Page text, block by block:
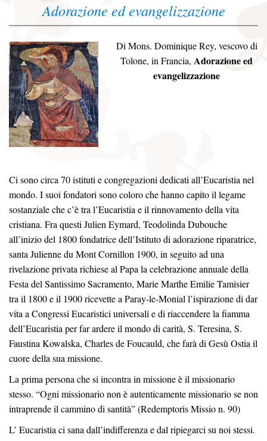
n
Adorazione ed evangelizzazione
Di Mons. Dominique Rey, vescovo di
Tolone, in Francia, Adorazione ed
evangelizzazione
Ci sono circa 70 istituti e congregazioni dedicati all’Eucaristia nel
mondo. I suoi fondatori sono coloro che hanno capito il legame
sostanziale che c’è tra l’Eucaristia e il rinnovamento della vita
cristiana. Fra questi Julien Eymard, Teodolinda Dubouche
all’inizio del 1800 fondatrice dell’Istituto di adorazione riparatrice,
santa Julienne du Mont Cornillon 1900, in seguito ad una
rivelazione privata richiese al Papa la celebrazione annuale della
Festa del Santissimo Sacramento, Marie Marthe Emilie Tamisier
tra il 1800 e il 1900 ricevette a Paray-le-Monial l’ispirazione di dar
vita a Congressi Eucaristici universali e di riaccendere la fiamma
dell’Eucaristia per far ardere il mondo di carità, S. Teresina, S.
Faustina Kowalska, Charles de Foucauld, che farà di Gesù Ostia il
cuore della sua missione.
La prima persona che si incontra in missione è il missionario
stesso. “Ogni missionario non è autenticamente missionario se non
intraprende il cammino di santità” (Redemptoris Missio n. 90)
L’ Eucaristia ci sana dall’indifferenza e dal ripiegarci su noi stessi.